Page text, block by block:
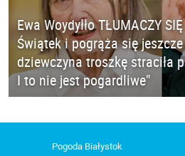
Ewa Woydyłło TŁUMACZY
Świątek i pogrąża się
dziewczyna troszkę straciła
I to nie jest pogardliwe"
Pogoda Białystok